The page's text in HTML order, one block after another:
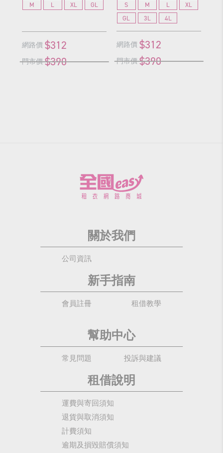
M L XL GL
網路價 $312
門市價 $390
S M L
XL
GL
3L 4L
網路價 $312
門市價 $390
關於我們
公司資訊
新手指南
會員註冊 租借教學
幫助中心
常見問題 投訴與建議
租借說明
運費與寄回須知
退貨與取消須知
計費須知
逾期及損毀賠償須知